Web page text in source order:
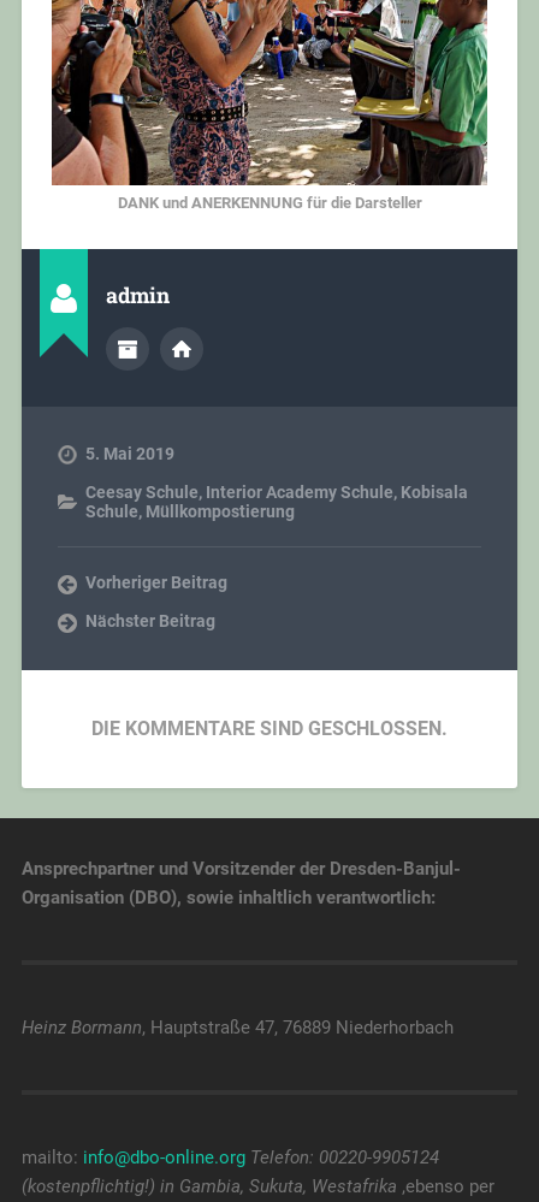
DANK und ANERKENNUNG für die Darsteller
admin
5. Mai 2019
Ceesay Schule, Interior Academy Schule, Kobisala
Schule, Müllkompostierung
Vorheriger Beitrag
Nächster Beitrag
DIE KOMMENTARE SIND GESCHLOSSEN.
Ansprechpartner und Vorsitzender der Dresden-Banjul-
Organisation (DBO), sowie inhaltlich verantwortlich:
Heinz Bormann, Hauptstraße 47, 76889 Niederhorbach
mailto: info@dbo-online.org Telefon: 00220-9905124
(kostenpflichtig!) in Gambia, Sukuta, Westafrika ,ebenso per